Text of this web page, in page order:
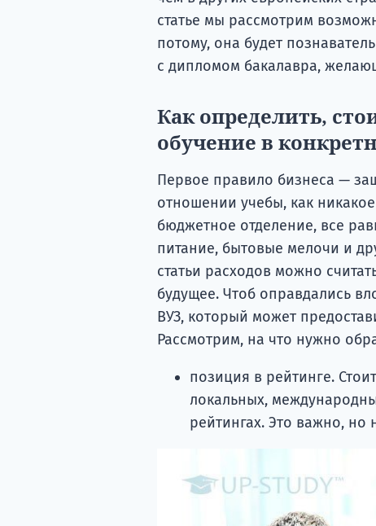
статье мы рассмотрим
потому, она будет
с дипломом бакалавра,
Как определить,
обучение в
Первое правило бизнеса —
отношении учебы, как
бюджетное отделение, все
питание, бытовые мелочи и
статьи расходов можно
будущее. Чтоб оправдались
ВУЗ, который может
Рассмотрим, на что нужно
позиция в рейтинге.
локальных,
рейтингах. Это важно,